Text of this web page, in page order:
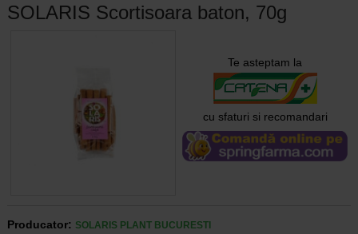
SOLARIS Scortisoara baton, 70g
Te asteptam la
cu sfaturi si recomandari
Producator: SOLARIS PLANT BUCURESTI